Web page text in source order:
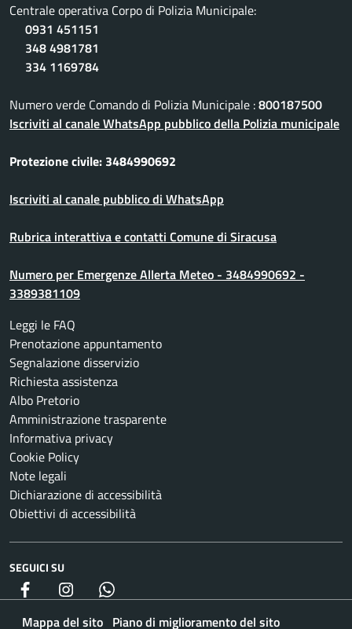
Centrale operativa Corpo di Polizia Municipale:
0931 451151
348 4981781
334 1169784
Numero verde Comando di Polizia Municipale :800187500
Iscriviti al canale WhatsApp pubblico della Polizia municipale
Protezione civile: 3484990692
Iscriviti al canale pubblico di WhatsApp
Rubrica interattiva e contatti Comune di Siracusa
Numero per Emergenze Allerta Meteo - 3484990692 -
3389381109
Leggi le FAQ
Prenotazione appuntamento
Segnalazione disservizio
Richiesta assistenza
Albo Pretorio
Amministrazione trasparente
Informativa privacy
Cookie Policy
Note legali
Dichiarazione di accessibilità
Obiettivi di accessibilità
SEGUICI SU
Facebook Instagram
Mappa del sito Piano di miglioramento del sito